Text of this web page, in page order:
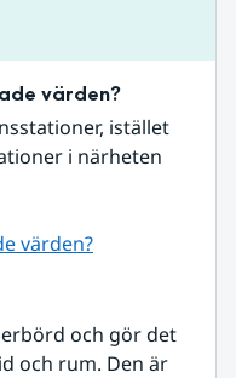
värden?
istället
i närheten
värden?
och gör det
och rum. Den är